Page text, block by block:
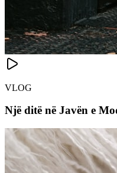
VLOG
Një ditë në Javën e